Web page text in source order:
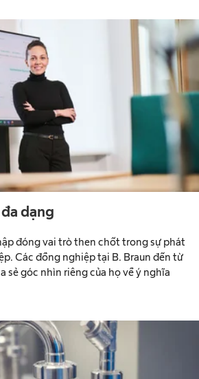
dạng
đóng vai trò then chốt trong sự phát
Các đồng nghiệp tại B. Braun đến từ
sẻ góc nhìn riêng của họ về ý nghĩa